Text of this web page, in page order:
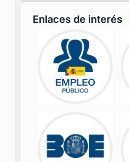
Enlaces de interés